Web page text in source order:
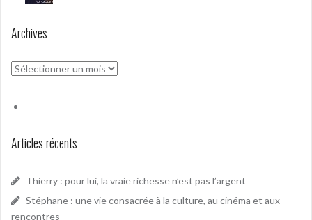
Archives
Archives
Articles récents
Thierry : pour lui, la vraie richesse n’est pas l’argent
Stéphane : une vie consacrée à la culture, au cinéma et aux
rencontres